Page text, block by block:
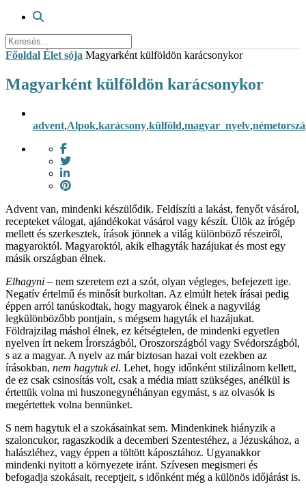
Főoldal Élet sója Magyarként külföldön karácsonykor
Magyarként külföldön karácsonykor
advent,Alpok,karácsony,külföld,magyar_nyelv,
Advent van, mindenki készülődik. Feldíszíti a lakást, fenyőt vásárol,
recepteket válogat, ajándékokat vásárol vagy készít. Ülök az írógép
mellett és szerkesztek, írások jönnek a világ különböző részeiről,
magyaroktól. Magyaroktól, akik elhagyták hazájukat és most egy
másik országban élnek.
Elhagyni – nem szeretem ezt a szót, olyan végleges, befejezett ige.
Negatív értelmű és minősít burkoltan. Az elmúlt hetek írásai pedig
éppen arról tanúskodtak, hogy magyarok élnek a nagyvilág
legkülönbözőbb pontjain, s mégsem hagyták el hazájukat.
Földrajzilag máshol élnek, ez kétségtelen, de mindenki egyetlen
nyelven írt nekem Írországból, Oroszországból vagy Svédországból,
s az a magyar. A nyelv az már biztosan hazai volt ezekben az
írásokban, nem hagytuk el. Lehet, hogy időnként stilizálnom kellett,
de ez csak csinosítás volt, csak a média miatt szükséges, anélkül is
értettük volna mi huszonegynéhányan egymást, s az olvasók is
megértettek volna bennünket.
S nem hagytuk el a szokásainkat sem. Mindenkinek hiányzik a
szaloncukor, ragaszkodik a decemberi Szentestéhez, a Jézuskához, a
halászléhez, vagy éppen a töltött káposztához. Ugyanakkor
mindenki nyitott a környezete iránt. Szívesen megismeri és
befogadja szokásait, receptjeit, s időnként még a különös időjárást is.